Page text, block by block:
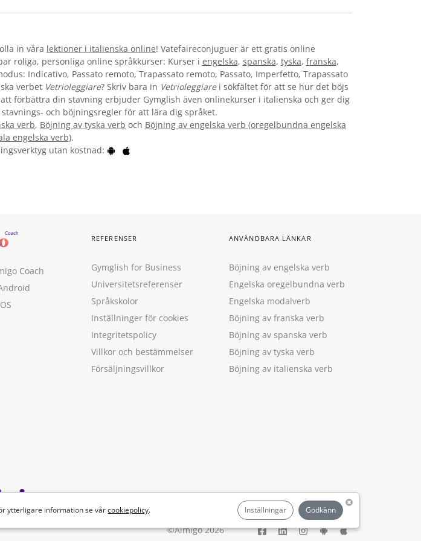
in våra lektioner i italienska online! Vatefaireconjuguer är ett gratis online
roliga, personliga online språkkurser: Kurser i engelska, spanska, tyska, franska,
Indicativo, Passato remoto, Trapassato remoto, Passato, Imperfetto, Trapassato
verbet Vetrioleggiare? Skriv bara in Vetrioleggiarei sökfältet för att se hur det böjs
förbättra din stavning erbjuder Gymglish även onlinekurser i italienska och ger dig
och böjningsregler för att lära dig språket.
verb, Böjning av tyska verb och Böjning av engelska verb (oregelbundna engelska
engelska verb).
utan kostnad:
ytterligare information se vårcookiepolicy. Inställningar Godkänn
Coach
REFERENSER
Gymglish for Business
Universitetsreferenser
Språkskolor
Inställninger för cookies
Integritetspolicy
Villkor och bestämmelser
Försäljningsvillkor
ANVÄNDBARA LÄNKAR
Böjning av engelska verb
Engelska oregelbundna verb
Engelska modalverb
Böjning av franska verb
Böjning av spanska verb
Böjning av tyska verb
Böjning av italienska verb
©Aimigo 2026